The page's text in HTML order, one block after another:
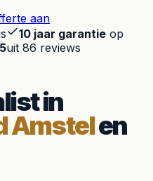
aan
10 jaar garantie op
5uit 86 reviews
in
Amstelen